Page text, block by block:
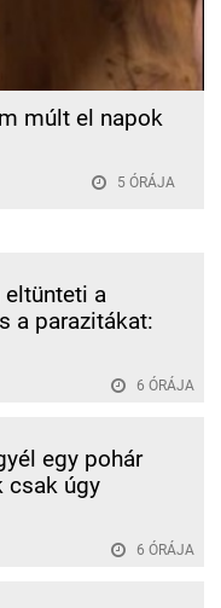
múlt el napok
5 ÓRÁJA
eltünteti a
a parazitákat:
6 ÓRÁJA
egy pohár
csak úgy
6 ÓRÁJA